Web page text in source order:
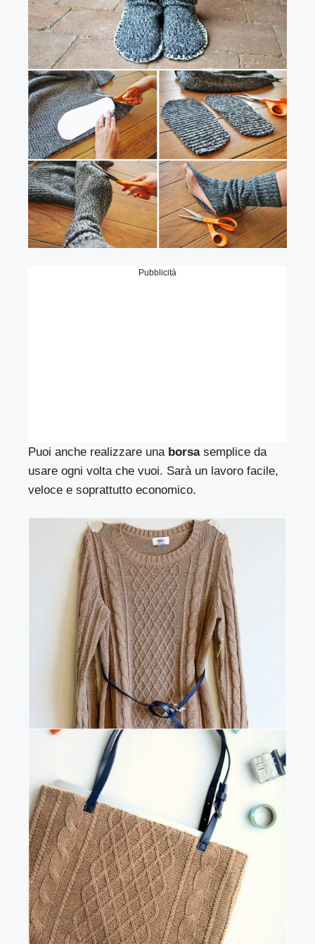
Pubblicità
Puoi anche realizzare una borsasemplice da
usare ogni volta che vuoi. Sarà un lavoro facile,
veloce e soprattutto economico.